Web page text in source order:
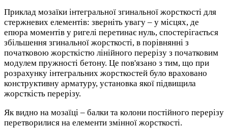
Приклад мозаїки інтегральної згинальної жорсткості для
стержневих елементів: зверніть увагу – у місцях, де
епюра моментів у ригелі перетинає нуль, спостерігається
збільшення згинальної жорсткості, в порівнянні з
початковою жорсткістю лінійного перерізу з початковим
модулем пружності бетону. Це пов'язано з тим, що при
розрахунку інтегральних жорсткостей було враховано
конструктивну арматуру, установка якої підвищила
жорсткість перерізу.
Як видно на мозаїці – балки та колони постійного перерізу
перетворилися на елементи змінної жорсткості.